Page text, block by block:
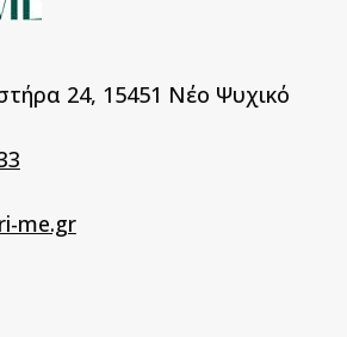
24, 15451 Νέο Ψυχικό
me.gr